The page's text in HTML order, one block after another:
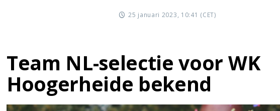
25 januari 2023, 10:41 (CET)
Team NL-selectie voor WK
Hoogerheide bekend